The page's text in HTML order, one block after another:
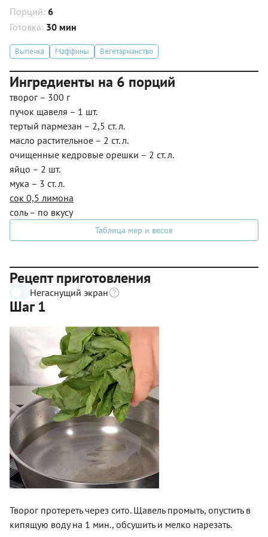
Порций: 6
Готовка: 30 мин
Выпечка Маффины Вегетарианство
Ингредиенты на 6 порций
творог – 300 г
пучок щавеля – 1 шт.
тертый пармезан – 2,5 ст. л.
масло растительное – 2 ст. л.
очищенные кедровые орешки – 2 ст. л.
яйцо – 2 шт.
мука – 3 ст. л.
сок 0,5 лимона
соль – по вкусу
Таблица мер и весов
Рецепт приготовления
Негаснущий экран
Шаг 1
Творог протереть через сито. Щавель промыть, опустить в
кипящую воду на 1 мин., обсушить и мелко нарезать.